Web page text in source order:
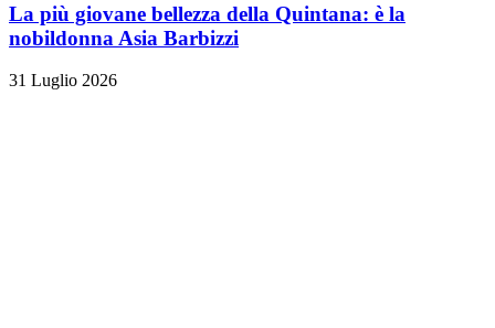
La più giovane bellezza della Quintana: è la
nobildonna Asia Barbizzi
31 Luglio 2026